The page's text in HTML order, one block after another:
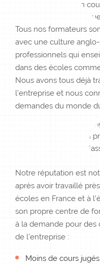
Tous nos formateurs
avec une culture
professionnels qui
dans des écoles
Nous avons tous déjà
l’entreprise et nous
demandes du monde
Notre réputation est
après avoir travaillé
écoles en France et à
son propre centre de
à la demande pour des
de l’entreprise :
Moins de cours